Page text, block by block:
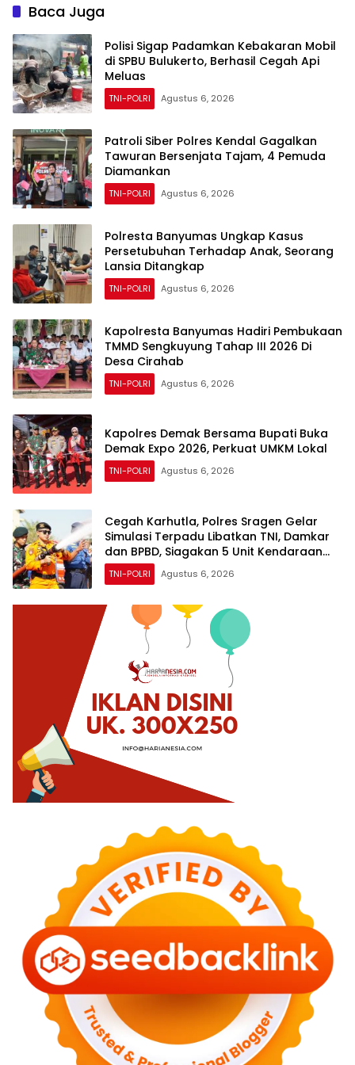
Baca Juga
Polisi Sigap Padamkan Kebakaran Mobil
di SPBU Bulukerto, Berhasil Cegah Api
Meluas
TNI-POLRI Agustus 6, 2026
Patroli Siber Polres Kendal Gagalkan
Tawuran Bersenjata Tajam, 4 Pemuda
Diamankan
TNI-POLRI Agustus 6, 2026
Polresta Banyumas Ungkap Kasus
Persetubuhan Terhadap Anak, Seorang
Lansia Ditangkap
TNI-POLRI Agustus 6, 2026
Kapolresta Banyumas Hadiri Pembukaan
TMMD Sengkuyung Tahap III 2026 Di
Desa Cirahab
TNI-POLRI Agustus 6, 2026
Kapolres Demak Bersama Bupati Buka
Demak Expo 2026, Perkuat UMKM Lokal
TNI-POLRI Agustus 6, 2026
Cegah Karhutla, Polres Sragen Gelar
Simulasi Terpadu Libatkan TNI, Damkar
dan BPBD, Siagakan 5 Unit Kendaraan
Pemadam
TNI-POLRI Agustus 6, 2026